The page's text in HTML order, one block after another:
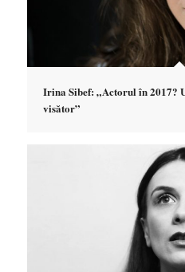
Irina Sibef: „Actorul în 2017?
visător”